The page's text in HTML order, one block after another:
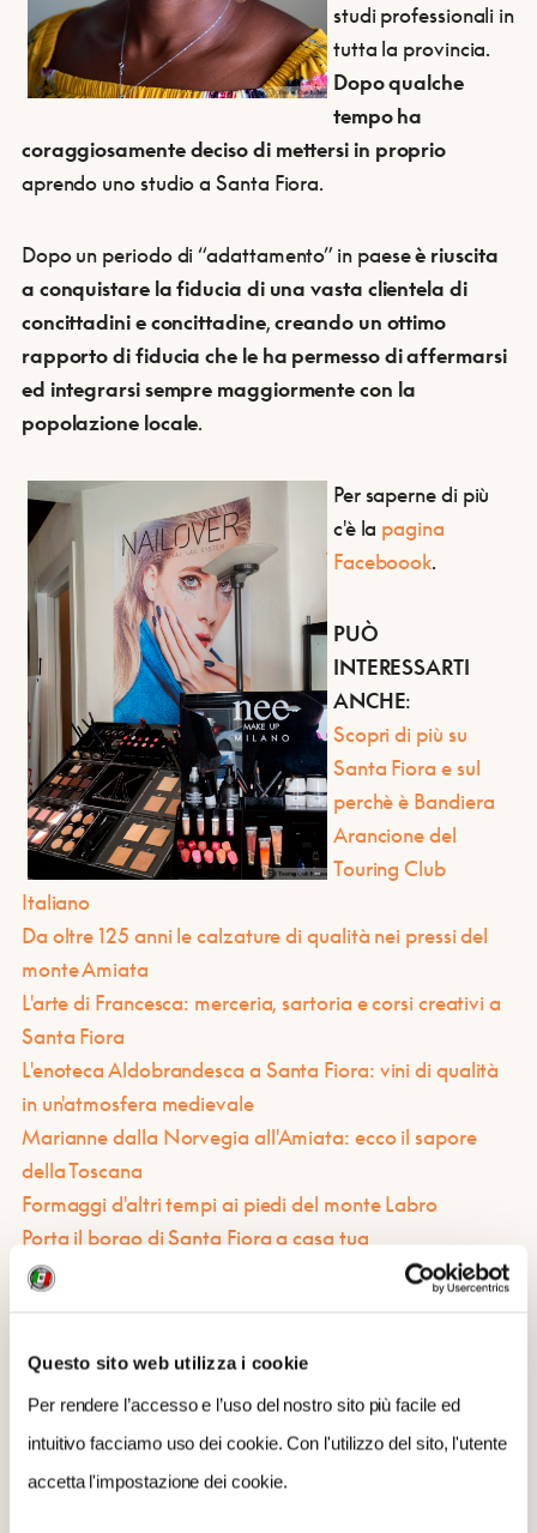
Questo sito web utilizza i cookie
Per rendere l’accesso e l’uso del nostro sito più facile ed
intuitivo facciamo uso dei cookie. Con l'utilizzo del sito, l'utente
accetta l'impostazione dei cookie.
studi professionali in
tutta la provincia.
Dopo qualche
tempo ha
coraggiosamente deciso di mettersi in proprio
aprendo uno studio a Santa Fiora.
Dopo un periodo di “adattamento” in paeseè riuscita
a conquistare la fiducia di una vasta clientela di
concittadini e concittadine,creando un ottimo
rapporto di fiducia che le ha permesso di affermarsi
ed integrarsi sempre maggiormente con la
popolazione locale.
Per saperne di più
c'è la pagina
Faceboook.
PUÒ
INTERESSARTI
ANCHE:
Scopri di più su
Santa Fiora e sul
perchè è Bandiera
Arancione del
Touring Club
Italiano
Da oltre 125 anni le calzature di qualità nei pressi del
monte Amiata
L'arte di Francesca: merceria, sartoria e corsi creativi a
Santa Fiora
L'enoteca Aldobrandesca a Santa Fiora: vini di qualità
in un'atmosfera medievale
Marianne dalla Norvegia all'Amiata: ecco il sapore
della Toscana
Formaggi d'altri tempi ai piedi del monte Labro
Porta il borgo di Santa Fiora a casa tua
Sacha e il suo bistrot, tradizione e creatività nel cuore
Testo: Nicola Patruno, a cura di Touring Club Italiano - Foto: Cesura / Luca
Santese